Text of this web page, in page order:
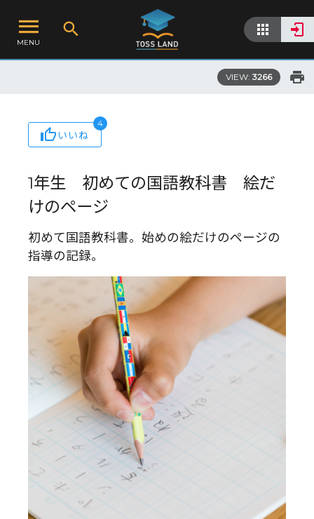
MENU
VIEW: 3266
いいね
4
1年生 初めての国語教科書 絵だ
けのページ
初めて国語教科書。始めの絵だけのページの
指導の記録。